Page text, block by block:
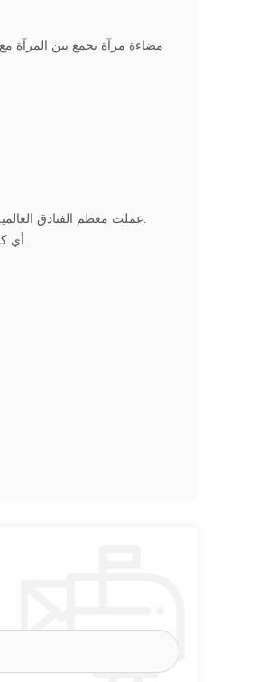
3. عملت معظم الفنادق العالمية مثل فندق هيلتون وماريوت ، حياة ، وما إلى ذلك. العديد من المشاريع الإضاءة صناعة الضيافة المتاحة.
4. أي كمية من أجل الحد الأدنى المطلوب ، سواء غرفة أو الفضاء العام ، كل الأضواء يمكن أن تكون مخصصة.